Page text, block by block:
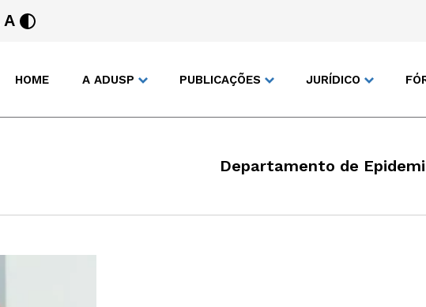
A
HOME A ADUSP PUBLICAÇÕES JURÍDICO
Departamento de